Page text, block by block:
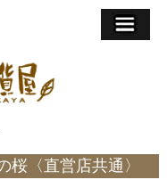
桜〈直営店共通〉